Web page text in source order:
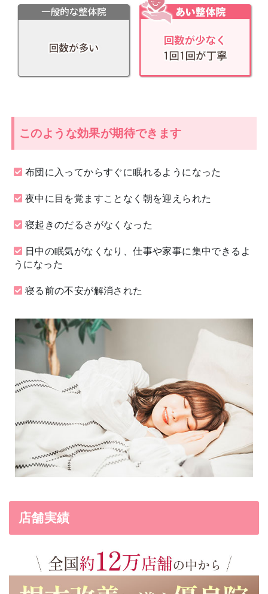
このような効果が期待できます
布団に入ってからすぐに眠れるようになった
夜中に目を覚ますことなく朝を迎えられた
寝起きのだるさがなくなった
日中の眠気がなくなり、仕事や家事に集中できるよ
うになった
寝る前の不安が解消された
店舗実績